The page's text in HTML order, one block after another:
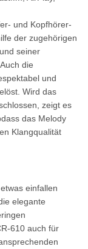
und Kopfhörer-
der zugehörigen
seiner
die
und
Wird das
zeigt es
das Melody
Klangqualität
einfallen
elegante
610 auch für